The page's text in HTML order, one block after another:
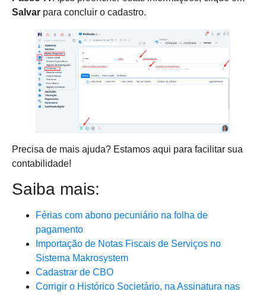
Salvar para concluir o cadastro.
Precisa de mais ajuda? Estamos aqui para facilitar sua
contabilidade!
Saiba mais:
Férias com abono pecuniário na folha de
pagamento
Importação de Notas Fiscais de Serviços no
Sistema Makrosystem
Cadastrar de CBO
Corrigir o Histórico Societário, na Assinatura nas